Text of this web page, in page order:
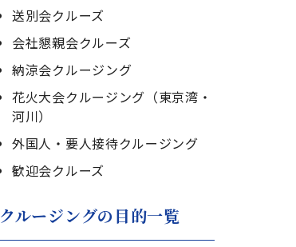
送別会クルーズ
会社懇親会クルーズ
納涼会クルージング
花火大会クルージング（東京湾・
河川）
外国人・要人接待クルージング
歓迎会クルーズ
クルージングの目的一覧